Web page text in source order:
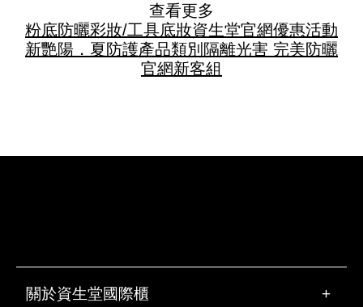
查看更多
粉底防曬彩妝/工具底妝資生堂官網優惠活動
新艷陽．夏防護產品類別 隔離光害 完美防曬
官網新客組
關於資生堂國際櫃 +